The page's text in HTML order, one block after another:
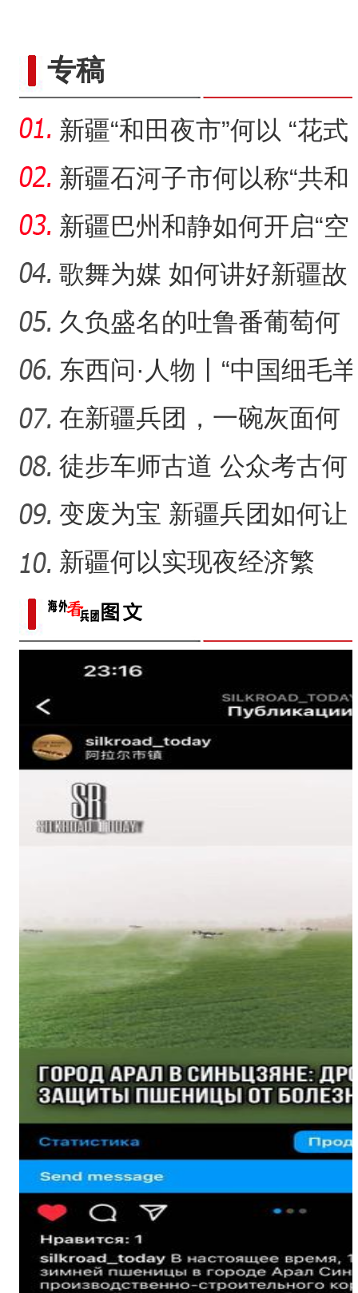
专稿
新疆“和田夜市”何以 “花式
出圈”？
新疆石河子市何以称“共和
国军垦第一城”
新疆巴州和静如何开启“空
中水库”大门？
歌舞为媒 如何讲好新疆故
事？
久负盛名的吐鲁番葡萄何
以“串”出大产业？
东西问·人物丨“中国细毛羊
之父”刘守仁：天山脚
在新疆兵团，一碗灰面何
以暖心暖胃？
徒步车师古道 公众考古何
以成为“盘活”新疆文化遗
变废为宝 新疆兵团如何让
盐碱地变“聚宝盆”？
新疆何以实现夜经济繁
荣、释放新活力？一场现
场推